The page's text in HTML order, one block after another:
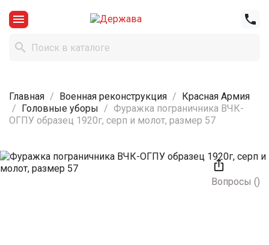



Главная Военная реконструкция
Красная Армия
Головные уборы
Фуражка пограничника ВЧК-
ОГПУ образец 1920г, серп и молот, размер 57

Вопросы ()